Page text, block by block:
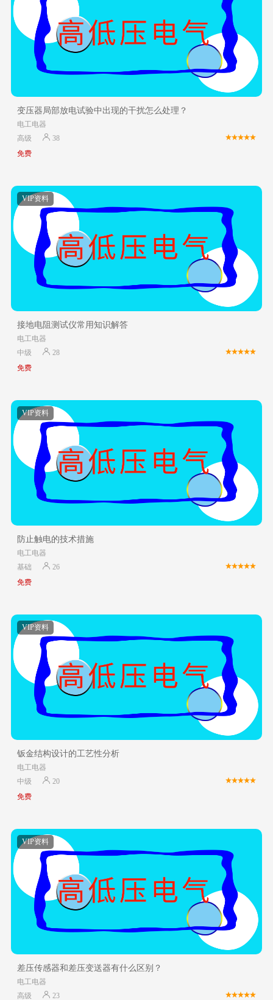
变压器局部放电试验中出现的干扰怎么处理？
电工电器
高级
38
免费
VIP资料
接地电阻测试仪常用知识解答
电工电器
中级
28
免费
VIP资料
防止触电的技术措施
电工电器
基础
26
免费
VIP资料
钣金结构设计的工艺性分析
电工电器
中级
20
免费
VIP资料
差压传感器和差压变送器有什么区别？
电工电器
高级
23